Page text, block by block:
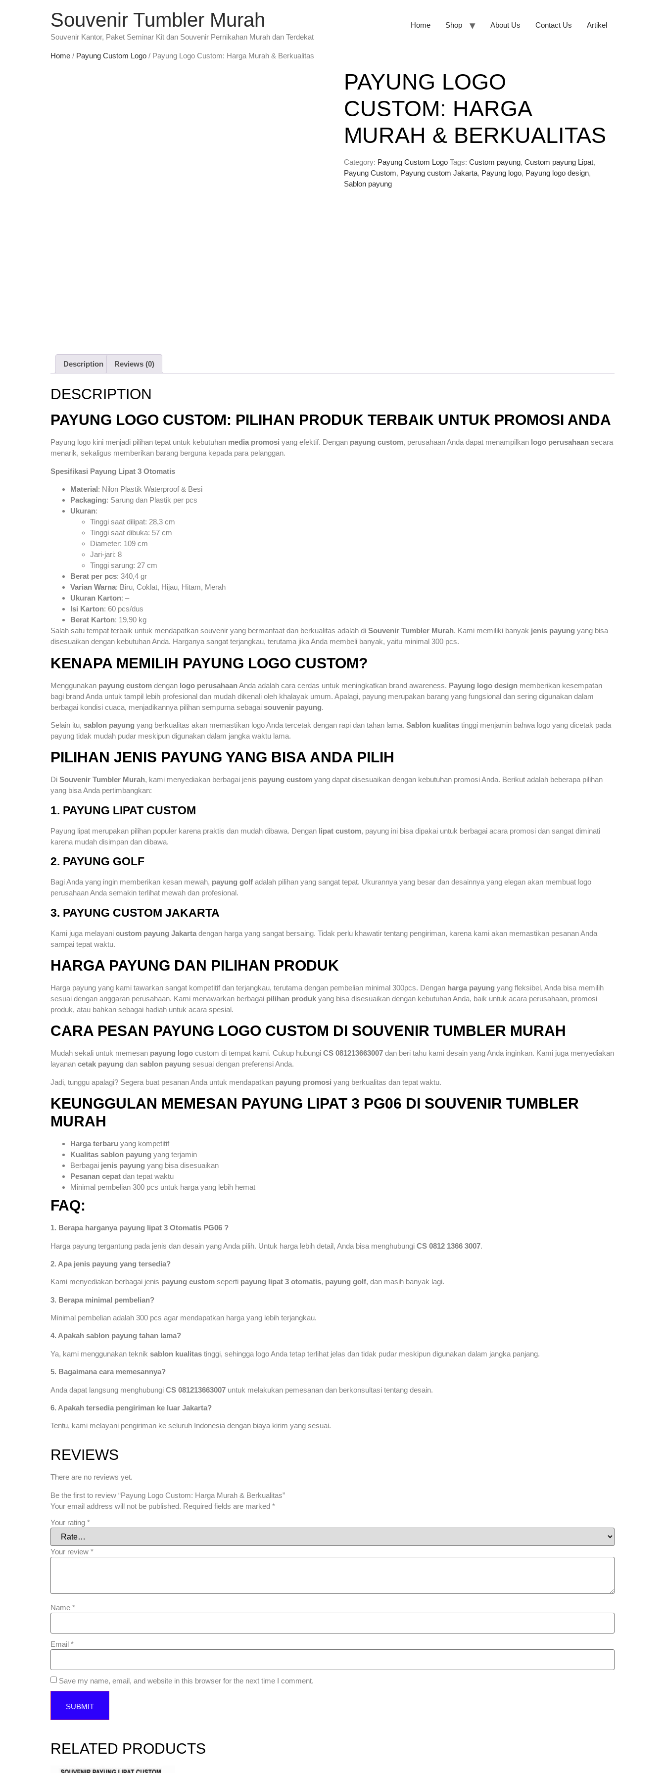
Souvenir Tumbler Murah
Souvenir Kantor, Paket Seminar Kit dan Souvenir Pernikahan Murah dan Terdekat
Home Shop About Us Contact Us Artikel
Home / Payung Custom Logo / Payung Logo Custom: Harga Murah & Berkualitas
PAYUNG LOGO
CUSTOM: HARGA
MURAH & BERKUALITAS
Category: Payung Custom Logo Tags: Custom payung, Custom payung Lipat,
Payung Custom, Payung custom Jakarta, Payung logo, Payung logo design,
Sablon payung
Description Reviews (0)
DESCRIPTION
PAYUNG LOGO CUSTOM: PILIHAN PRODUK TERBAIK UNTUK PROMOSI ANDA
Payung logo kini menjadi pilihan tepat untuk kebutuhan media promosi yang efektif. Dengan payung custom, perusahaan Anda dapat menampilkan logo perusahaan secara
menarik, sekaligus memberikan barang berguna kepada para pelanggan.
Spesifikasi Payung Lipat 3 Otomatis
Material: Nilon Plastik Waterproof & Besi
Packaging: Sarung dan Plastik per pcs
Ukuran:
Tinggi saat dilipat: 28,3 cm
Tinggi saat dibuka: 57 cm
Diameter: 109 cm
Jari-jari: 8
Tinggi sarung: 27 cm
Berat per pcs: 340,4 gr
Varian Warna: Biru, Coklat, Hijau, Hitam, Merah
Ukuran Karton: –
Isi Karton: 60 pcs/dus
Berat Karton: 19,90 kg
Salah satu tempat terbaik untuk mendapatkan souvenir yang bermanfaat dan berkualitas adalah di Souvenir Tumbler Murah. Kami memiliki banyak jenis payung yang bisa
disesuaikan dengan kebutuhan Anda. Harganya sangat terjangkau, terutama jika Anda membeli banyak, yaitu minimal 300 pcs.
KENAPA MEMILIH PAYUNG LOGO CUSTOM?
Menggunakan payung custom dengan logo perusahaanAnda adalah cara cerdas untuk meningkatkan brand awareness. Payung logo design memberikan kesempatan
bagi brand Anda untuk tampil lebih profesional dan mudah dikenali oleh khalayak umum. Apalagi, payung merupakan barang yang fungsional dan sering digunakan dalam
berbagai kondisi cuaca, menjadikannya pilihan sempurna sebagai souvenir payung.
Selain itu, sablon payung yang berkualitas akan memastikan logo Anda tercetak dengan rapi dan tahan lama. Sablon kualitas tinggi menjamin bahwa logo yang dicetak pada
payung tidak mudah pudar meskipun digunakan dalam jangka waktu lama.
PILIHAN JENIS PAYUNG YANG BISA ANDA PILIH
Di Souvenir Tumbler Murah, kami menyediakan berbagai jenis payung custom yang dapat disesuaikan dengan kebutuhan promosi Anda. Berikut adalah beberapa pilihan
yang bisa Anda pertimbangkan:
1. PAYUNG LIPAT CUSTOM
Payung lipat merupakan pilihan populer karena praktis dan mudah dibawa. Dengan lipat custom, payung ini bisa dipakai untuk berbagai acara promosi dan sangat diminati
karena mudah disimpan dan dibawa.
2. PAYUNG GOLF
Bagi Anda yang ingin memberikan kesan mewah, payung golf adalah pilihan yang sangat tepat. Ukurannya yang besar dan desainnya yang elegan akan membuat logo
perusahaan Anda semakin terlihat mewah dan profesional.
3. PAYUNG CUSTOM JAKARTA
Kami juga melayani custom payung Jakarta dengan harga yang sangat bersaing. Tidak perlu khawatir tentang pengiriman, karena kami akan memastikan pesanan Anda
sampai tepat waktu.
HARGA PAYUNG DAN PILIHAN PRODUK
Harga payung yang kami tawarkan sangat kompetitif dan terjangkau, terutama dengan pembelian minimal 300pcs. Dengan harga payung yang fleksibel, Anda bisa memilih
sesuai dengan anggaran perusahaan. Kami menawarkan berbagai pilihan produk yang bisa disesuaikan dengan kebutuhan Anda, baik untuk acara perusahaan, promosi
produk, atau bahkan sebagai hadiah untuk acara spesial.
CARA PESAN PAYUNG LOGO CUSTOM DI SOUVENIR TUMBLER MURAH
Mudah sekali untuk memesan payung logo custom di tempat kami. Cukup hubungi CS 081213663007 dan beri tahu kami desain yang Anda inginkan. Kami juga menyediakan
layanan cetak payung dan sablon payung sesuai dengan preferensi Anda.
Jadi, tunggu apalagi? Segera buat pesanan Anda untuk mendapatkan payung promosi yang berkualitas dan tepat waktu.
KEUNGGULAN MEMESAN PAYUNG LIPAT 3 PG06 DI SOUVENIR TUMBLER
MURAH
Harga terbaru yang kompetitif
Kualitas sablon payung yang terjamin
Berbagai jenis payung yang bisa disesuaikan
Pesanan cepat dan tepat waktu
Minimal pembelian 300 pcs untuk harga yang lebih hemat
FAQ:
1. Berapa harganya payung lipat 3 Otomatis PG06 ?
Harga payung tergantung pada jenis dan desain yang Anda pilih. Untuk harga lebih detail, Anda bisa menghubungi CS 0812 1366 3007.
2. Apa jenis payung yang tersedia?
Kami menyediakan berbagai jenis payung custom seperti payung lipat 3 otomatis, payung golf, dan masih banyak lagi.
3. Berapa minimal pembelian?
Minimal pembelian adalah 300 pcs agar mendapatkan harga yang lebih terjangkau.
4. Apakah sablon payung tahan lama?
Ya, kami menggunakan teknik sablon kualitas tinggi, sehingga logo Anda tetap terlihat jelas dan tidak pudar meskipun digunakan dalam jangka panjang.
5. Bagaimana cara memesannya?
Anda dapat langsung menghubungi CS 081213663007 untuk melakukan pemesanan dan berkonsultasi tentang desain.
6. Apakah tersedia pengiriman ke luar Jakarta?
Tentu, kami melayani pengiriman ke seluruh Indonesia dengan biaya kirim yang sesuai.
REVIEWS
There are no reviews yet.
Be the first to review “Payung Logo Custom: Harga Murah & Berkualitas”
Your email address will not be published. Required fields are marked *
Your rating *
Your review *
Name *
Email *
Save my name, email, and website in this browser for the next time I comment.
RELATED PRODUCTS